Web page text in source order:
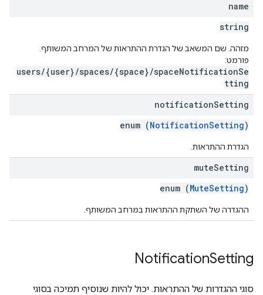
name
string
מזהה. שם המשאב של הגדרת ההתראות של המרחב המשותף.
פורמט:
users/{user}/spaces/{space}/spaceNotificationSe
tting
notificationSetting
enum (NotificationSetting)
הגדרת ההתראות.
muteSetting
enum (MuteSetting)
ההגדרה של השתקת ההתראות במרחב המשותף.
NotificationSetting
סוגי ההגדרות של ההתראות. יכול להיות שנוסיף תמיכה בסוגי